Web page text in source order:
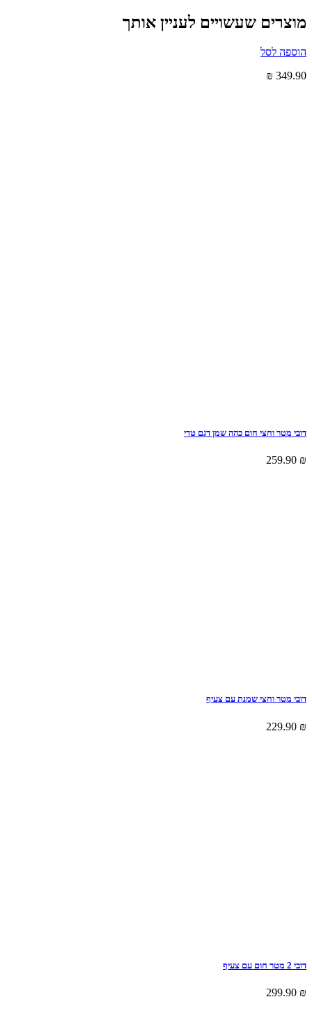
מוצרים שעשויים לעניין אותך
הוספה לסל
₪ 349.90
דובי מטר וחצי חום כהה שמן דגם טדי
₪
דובי מטר וחצי שמנת עם צעיף
₪
דובי 2 מטר חום עם צעיף
₪